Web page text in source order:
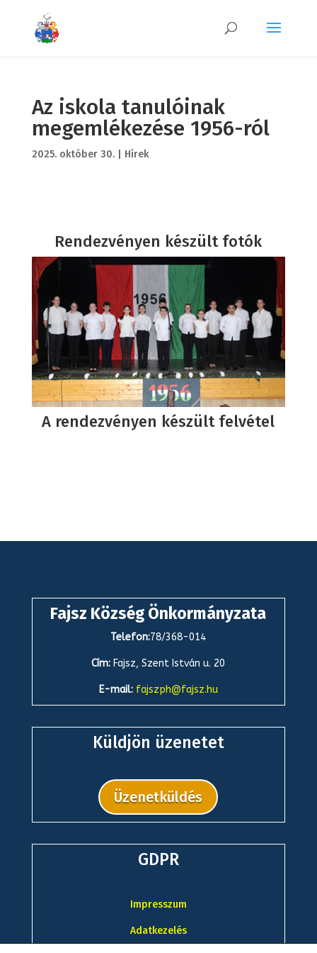
Az iskola tanulóinak
megemlékezése 1956-ról
2025. október 30.| Hírek
Rendezvényen készült fotók
A rendezvényen készült felvétel
Fajsz Község Önkormányzata
Telefon:78/368-014
Cím: Fajsz, Szent István u. 20
E-mail: fajszph@fajsz.hu
Küldjön üzenetet
Üzenetküldés
GDPR
Impresszum
Adatkezelés